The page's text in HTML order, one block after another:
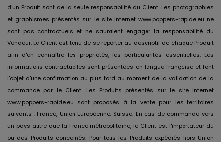
d'un Produit sont de la seule responsabilité du Client. Les photographies
et graphismes présentés sur le site internet www.poppers-rapide.eu ne
sont pas contractuels et ne sauraient engager la responsabilité du
Vendeur. Le Client est tenu de se reporter au descriptif de chaque Produit
afin d'en connaître les propriétés, les particularités essentielles. Les
informations contractuelles sont présentées en langue française et font
l'objet d'une confirmation au plus tard au moment de la validation de la
commande par le Client. Les Produits présentés sur le site Internet
www.poppers-rapide.eu sont proposés à la vente pour les territoires
suivants : France, Union Européenne, Suisse. En cas de commande vers
un pays autre que la France métropolitaine, le Client est l'importateur du
ou des Produits concernés. Pour tous les Produits expédiés hors Union